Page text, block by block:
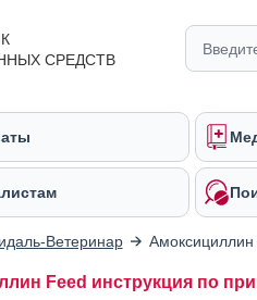
СРЕДСТВ
Ветеринар Амоксициллин
Feed инструкция по